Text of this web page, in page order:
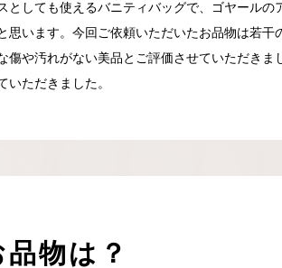
価格は？相場高騰で全体的に買取価格がア
しても使えるバニティバッグで、ゴヤールの
います。今回ご依頼いただいたお品物は若干
や汚れがない美品とご評価させていただきま
ただきました。
物は？